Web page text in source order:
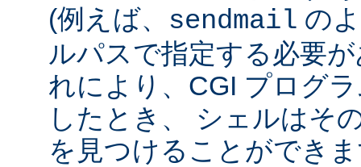
(例えば、 sendmail の
ルパスで指定する必要
れにより、CGI プログ
したとき、 シェルはそ
を見つけることができ